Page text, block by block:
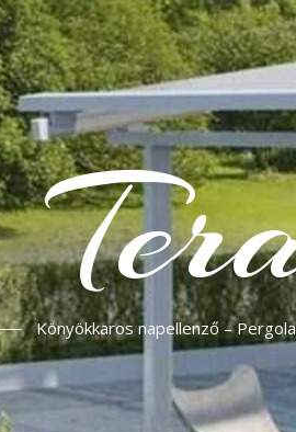
Könyökkaros napellenző –